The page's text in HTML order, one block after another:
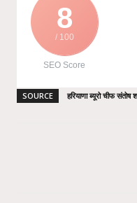
8
/ 100
SEO Score
SOURCE हरियाणा ब्यूरो चीफ संतोष